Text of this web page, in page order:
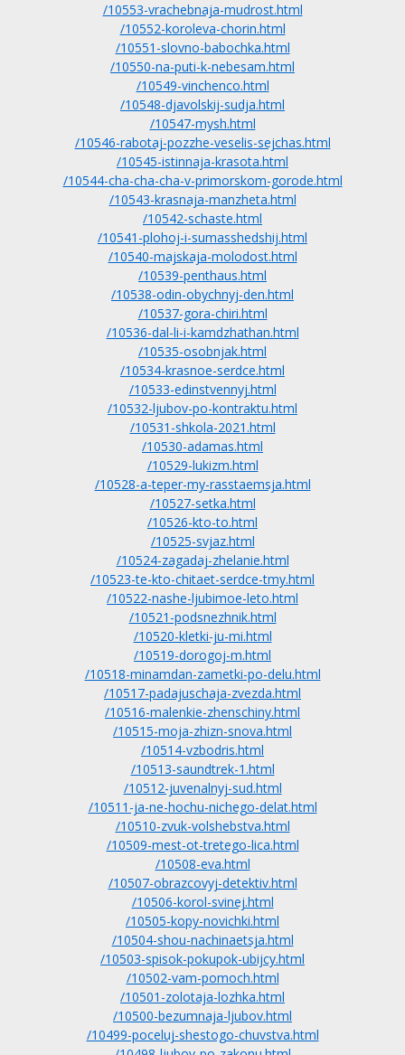
/10553-vrachebnaja-mudrost.html
/10552-koroleva-chorin.html
/10551-slovno-babochka.html
/10550-na-puti-k-nebesam.html
/10549-vinchenco.html
/10548-djavolskij-sudja.html
/10547-mysh.html
/10546-rabotaj-pozzhe-veselis-sejchas.html
/10545-istinnaja-krasota.html
/10544-cha-cha-cha-v-primorskom-gorode.html
/10543-krasnaja-manzheta.html
/10542-schaste.html
/10541-plohoj-i-sumasshedshij.html
/10540-majskaja-molodost.html
/10539-penthaus.html
/10538-odin-obychnyj-den.html
/10537-gora-chiri.html
/10536-dal-li-i-kamdzhathan.html
/10535-osobnjak.html
/10534-krasnoe-serdce.html
/10533-edinstvennyj.html
/10532-ljubov-po-kontraktu.html
/10531-shkola-2021.html
/10530-adamas.html
/10529-lukizm.html
/10528-a-teper-my-rasstaemsja.html
/10527-setka.html
/10526-kto-to.html
/10525-svjaz.html
/10524-zagadaj-zhelanie.html
/10523-te-kto-chitaet-serdce-tmy.html
/10522-nashe-ljubimoe-leto.html
/10521-podsnezhnik.html
/10520-kletki-ju-mi.html
/10519-dorogoj-m.html
/10518-minamdan-zametki-po-delu.html
/10517-padajuschaja-zvezda.html
/10516-malenkie-zhenschiny.html
/10515-moja-zhizn-snova.html
/10514-vzbodris.html
/10513-saundtrek-1.html
/10512-juvenalnyj-sud.html
/10511-ja-ne-hochu-nichego-delat.html
/10510-zvuk-volshebstva.html
/10509-mest-ot-tretego-lica.html
/10508-eva.html
/10507-obrazcovyj-detektiv.html
/10506-korol-svinej.html
/10505-kopy-novichki.html
/10504-shou-nachinaetsja.html
/10503-spisok-pokupok-ubijcy.html
/10502-vam-pomoch.html
/10501-zolotaja-lozhka.html
/10500-bezumnaja-ljubov.html
/10499-poceluj-shestogo-chuvstva.html